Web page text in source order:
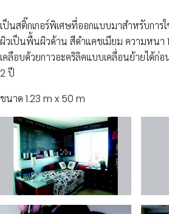
เป็นสติ๊กเกอร์พิเศษที่ออกแบบมาสำหรับกา
ผิวเป็นพื้นผิวด้าน สีดำแคชเมียม ความหนา
เคลือบด้วยกาวอะคริลิคแบบเคลื่อนย้ายได้ก่อ
2 ปี
ขนาด 1.23 m x 50 m